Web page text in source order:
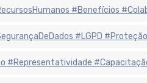
#Benefícios
#LGPD
#Representatividade